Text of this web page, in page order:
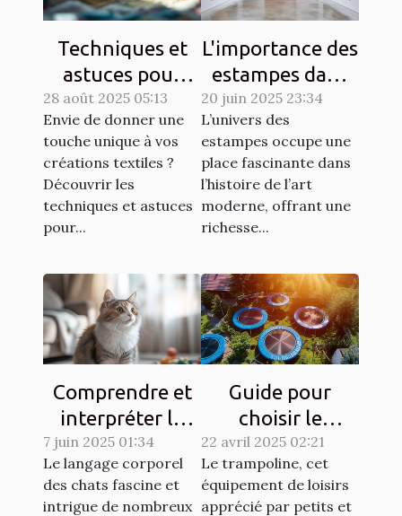
Techniques et
astuces pour
matelasser son
propre tissu
28 août 2025 05:13
Envie de donner une
touche unique à vos
créations textiles ?
Découvrir les
techniques et astuces
pour...
L'importance des
estampes dans
l'art moderne
20 juin 2025 23:34
L’univers des
estampes occupe une
place fascinante dans
l’histoire de l’art
moderne, offrant une
richesse...
Comprendre et
interpréter le
langage corporel
des chats
7 juin 2025 01:34
Le langage corporel
des chats fascine et
intrigue de nombreux
Guide pour
choisir le
trampoline idéal
selon l'espace
disponible
22 avril 2025 02:21
Le trampoline, cet
équipement de loisirs
apprécié par petits et